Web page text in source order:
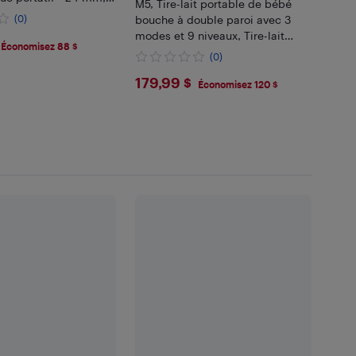
rouge confortable
(0)
Économisez 88 $
M5, Tire-lait portable de bébé
bouche à double paroi avec 3
modes et 9 niveaux, Tire-lait
électrique portatif
(0)
$179.99
179,99 $ Économisez 120 $